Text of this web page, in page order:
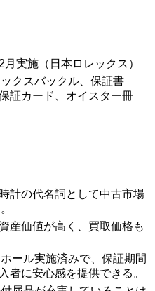
実施（日本ロレックス）
クスバックル、保証書
証カード、オイスター冊
計の代名詞として中古市場
産価値が高く、買取価格も
ール実施済みで、保証期間
者に安心感を提供できる。